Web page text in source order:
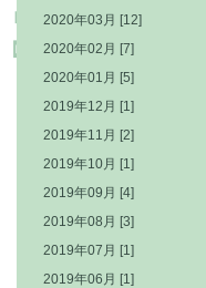
2020年03月 [12]
2020年02月 [7]
2020年01月 [5]
2019年12月 [1]
2019年11月 [2]
2019年10月 [1]
2019年09月 [4]
2019年08月 [3]
2019年07月 [1]
2019年06月 [1]